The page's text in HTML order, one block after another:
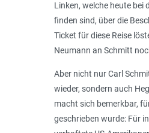
Linken, welche heute bei
finden sind, über die
Ticket für diese Reise
Neumann an Schmitt
Aber nicht nur Carl
wieder, sondern auch
macht sich bemerkbar,
geschrieben wurde: Für